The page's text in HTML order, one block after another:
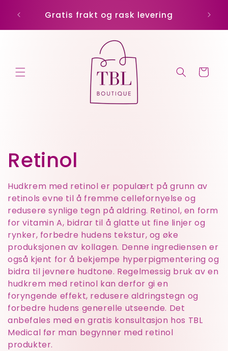
videre til
innholdet
Gratis frakt og rask levering
Handlekurv
S
a
m
l
i
n
g
:
Retinol
Hudkrem med retinol er populært på grunn av
retinols evne til å fremme cellefornyelse og
redusere synlige tegn på aldring. Retinol, en form
for vitamin A, bidrar til å glatte ut fine linjer og
rynker, forbedre hudens tekstur, og øke
produksjonen av kollagen. Denne ingrediensen er
også kjent for å bekjempe hyperpigmentering og
bidra til jevnere hudtone. Regelmessig bruk av en
hudkrem med retinol kan derfor gi en
foryngende effekt, redusere aldringstegn og
forbedre hudens generelle utseende. Det
anbefales med en gratis konsultasjon hos TBL
Medical før man begynner med retinol
produkter.